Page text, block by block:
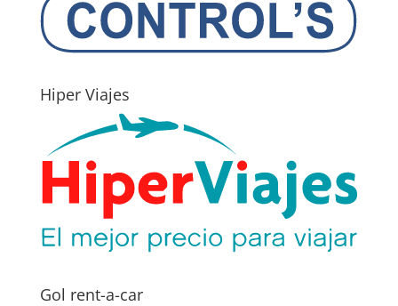
Hiper Viajes
Gol rent-a-car